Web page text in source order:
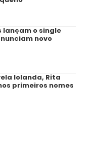
lançam o single
novo
Iolanda, Rita
primeiros nomes